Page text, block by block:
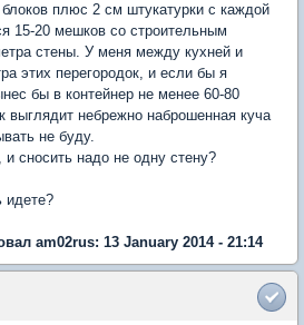
блоков плюс 2 см штукатурки с каждой
15-20 мешков со строительным
стены. У меня между кухней и
этих перегородок, и если бы я
бы в контейнер не менее 60-80
небрежно наброшенная куча
не буду.
сносить надо не одну стену?
идете?
am02rus: 13 January 2014 - 21:14